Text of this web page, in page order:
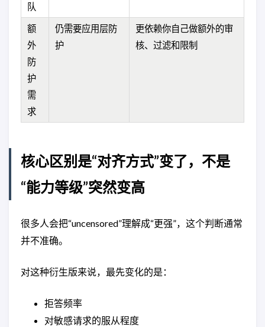
队
额
外
防
护
需
求
仍需要应用层防
护
更依赖你自己做额外的审
核、过滤和限制
核心区别是“对齐方式”变了，不是
“能力等级”突然变高
很多人会把“uncensored”理解成“更强”，这个判断通常
并不准确。
对这种衍生版来说，最先变化的是：
拒答频率
对敏感请求的服从程度